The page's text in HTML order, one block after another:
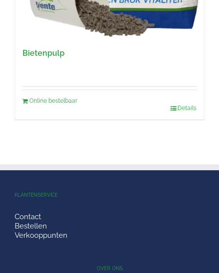
Bietenpulp
Online bestelbaar
Details
KLANTENSERVICE
Contact
Bestellen
Verkooppunten
OVER ONS